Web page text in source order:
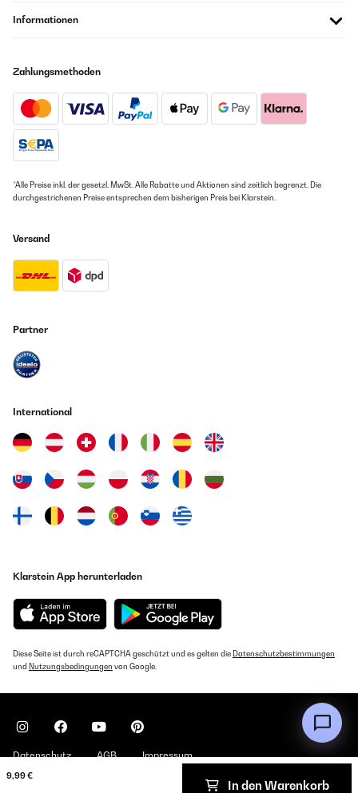
9,99 €
In den Warenkorb
Informationen
Zahlungsmethoden
*Alle Preise inkl. der gesetzl. MwSt. Alle Rabatte und Aktionen sind zeitlich begrenzt. Die
durchgestrichenen Preise entsprechen dem bisherigen Preis bei Klarstein.
Versand
Partner
International
Klarstein App herunterladen
Diese Seite ist durch reCAPTCHA geschützt und es gelten die Datenschutzbestimmungen
und Nutzungsbedingungen von Google.
Datenschutz AGB Impressum
Copyright © 2026 Klarstein. All rights reserved